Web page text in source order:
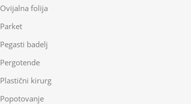
Ovijalna folija
Parket
Pegasti badelj
Pergotende
Plastični kirurg
Popotovanje